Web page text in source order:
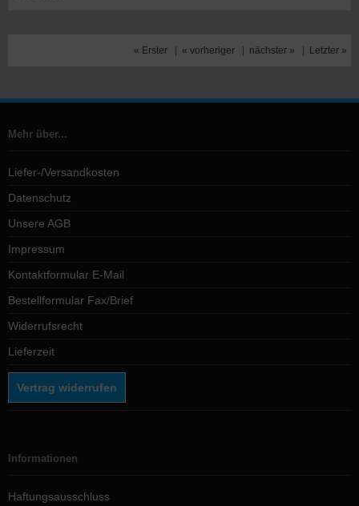
« Erster « vorheriger nächster » Letzter »
Mehr über...
Liefer-/Versandkosten
Datenschutz
Unsere AGB
Impressum
Kontaktformular E-Mail
Bestellformular Fax/Brief
Widerrufsrecht
Lieferzeit
Vertrag widerrufen
Informationen
Haftungsausschluss